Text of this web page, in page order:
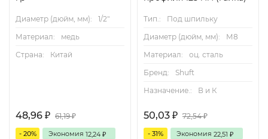
Диаметр (дюйм, мм):
1/2"
Материал:
медь
Страна:
Китай
48,96 ₽ 61,19₽
- 20% Экономия 12,24 ₽
Тип.:
Под шпильку
Диаметр (дюйм, мм):
М8
Материал:
оц. сталь
Бренд:
Shuft
Назначение.:
В и К
50,03 ₽ 72,54₽
- 31% Экономия 22,51 ₽